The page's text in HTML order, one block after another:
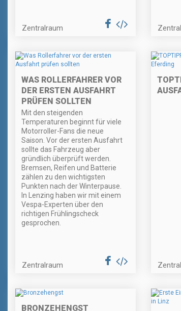
Zentralraum
WAS ROLLERFAHRER VOR
DER ERSTEN AUSFAHRT
PRÜFEN SOLLTEN
Mit den steigenden
Temperaturen beginnt für viele
Motorroller-Fans die neue
Saison. Vor der ersten Ausfahrt
sollte das Fahrzeug aber
gründlich überprüft werden.
Bremsen, Reifen und Batterie
zählen zu den wichtigsten
Punkten nach der Winterpause.
In Lenzing haben wir mit einem
Vespa-Experten über den
richtigen Frühlingscheck
gesprochen.
Zentralraum
BRONZEHENGST